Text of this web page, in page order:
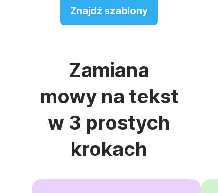
Znajdź szablony
Zamiana
mowy na tekst
w 3 prostych
krokach